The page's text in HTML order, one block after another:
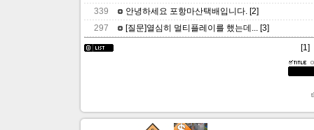
339
안녕하세요 포항마산택배입니다. [2]
297
[질문]열심히 멀티플레이를 했는데... [3]
[1]